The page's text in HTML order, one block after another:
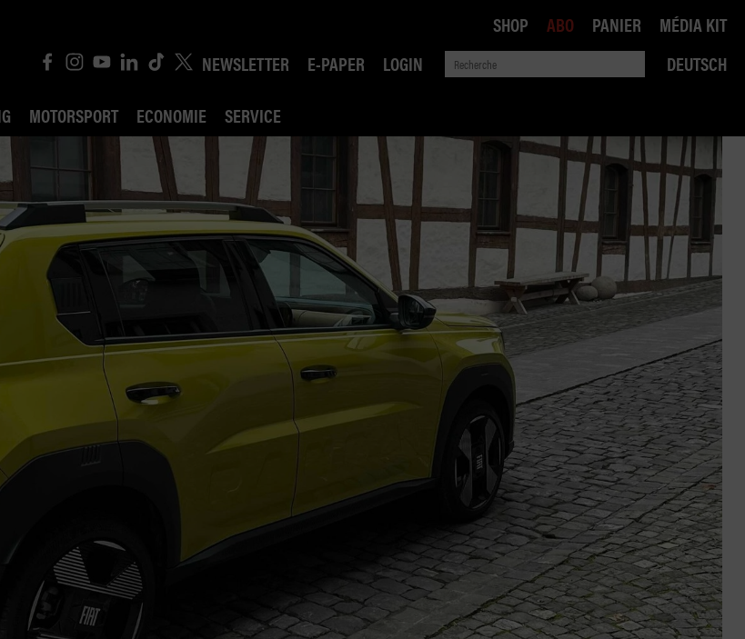
NEWSLETTER E-PAPER LOGIN
DEUTSCH
MOTORSPORT ECONOMIE SERVICE
ROBIN ROAD
AI CONSEIL JURIDIQUE
POLITIQUE DES TRANSPORTS
COMPÉTITION
SHOP ABO PANIER MÉDIA KIT